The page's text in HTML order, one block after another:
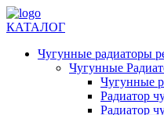
КАТАЛОГ
Чугунные радиаторы
Чугунные
Чугунные
Радиатор
Радиатор